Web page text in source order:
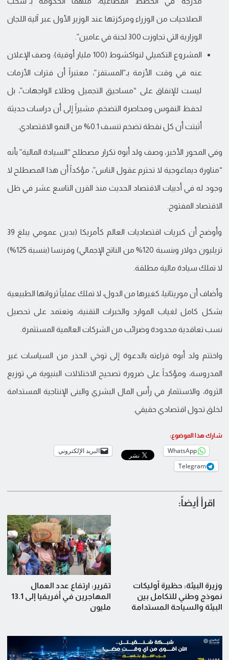
الصلاحيات من الوزراء ومركزتها عند الوزير الأول عبر آلية اللجان
الوزارية التي تجاوزت 300 لجنة في عامين”.
المشروع التكميلي لنواكشوط (100 مليار أوقية): وصف الإعلان
عنه في وقت الأزمة بـ”المستفز”، معتبراً أن فترات الأزمات
ليست للإنفاق على “مساحيق التجميل وطلاء الواجهات”، بل
لحفظ النفوس ومحاصرة التضخم، مشيراً إلى أن دراسات حديثة
أثبتت أن كل نقطة تضخم تنسف 0.1% من النمو الاقتصادي.
وفي المحور الأخير، وصف ولد أبوه تكرار مصطلح “السيادة المالية” بأنه
“مناورة ديماغوجية لا تحترم عقول الناس”، مؤكداً أن هذا المصطلح لا
وجود له في أدبيات الاقتصاد الحديث منذ القرن التاسع عشر في ظل
الاقتصاد المفتوح.
وأوضح أن كبريات اقتصاديات العالم كأمريكا (بدين عمومي يبلغ 39
تريليون دولار وبنسبة 120% من الناتج الإجمالي) وفرنسا (بنسبة 125%)
لا تملك سيادة مالية مطلقة.
وأضاف أن موريتانيا، كغيرها من الدول، لا تملك عملياً ثرواتها الطبيعية
بشكل كامل لغياب الموارد والخبرات التقنية، وتعتمد على تحصيل
نسب تعاقدية محدودة وضرائب من الشركات العالمية المستثمرة.
واختتم ولد أبوه قراءته بالدعوة إلى توخي الحذر من السياسات غير
المدروسة، ومؤكداً على ضرورة تصحيح الاختلالات البنيوية في توزيع
الثروة، والاستثمار في رأس المال البشري والبنى الإنتاجية المستدامة
لخلق تحول اقتصادي حقيقي.
شارك هذا الموضوع:
WhatsApp
البريد الإلكتروني
Telegram
اقرأ أيضاً:
وزيرة البيئة: حظيرة آوليكات
نموذج وطني للتكامل بين
البيئة والسياحة المستدامة
تقرير: ارتفاع عدد العمال
المهاجرين في أفريقيا إلى 13.1
مليون